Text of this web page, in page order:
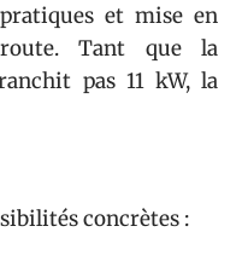
et mise en
Tant que la
pas 11 kW, la
concrètes :